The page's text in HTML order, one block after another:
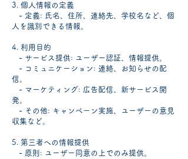
3. 個人情報の定義
- 定義: 氏名、住所、連絡先、学校名など、個
人を識別できる情報。
4. 利用目的
- サービス提供: ユーザー認証、情報提供。
- コミュニケーション: 連絡、お知らせの配
信。
- マーケティング: 広告配信、新サービス開
発。
- その他: キャンペーン実施、ユーザーの意見
収集など。
5. 第三者への情報提供
- 原則: ユーザー同意の上でのみ提供。